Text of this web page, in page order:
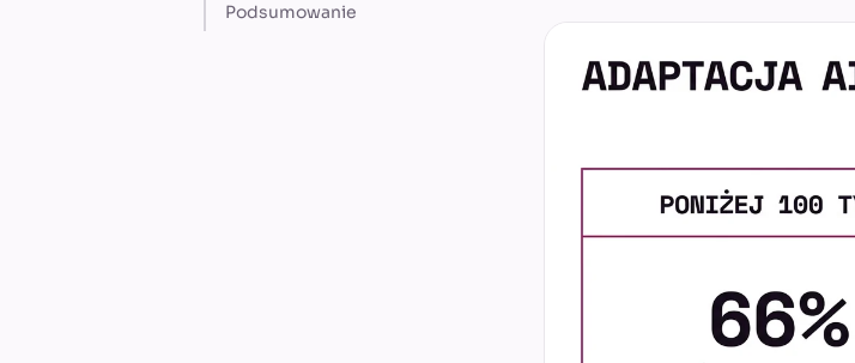
Podsumowanie